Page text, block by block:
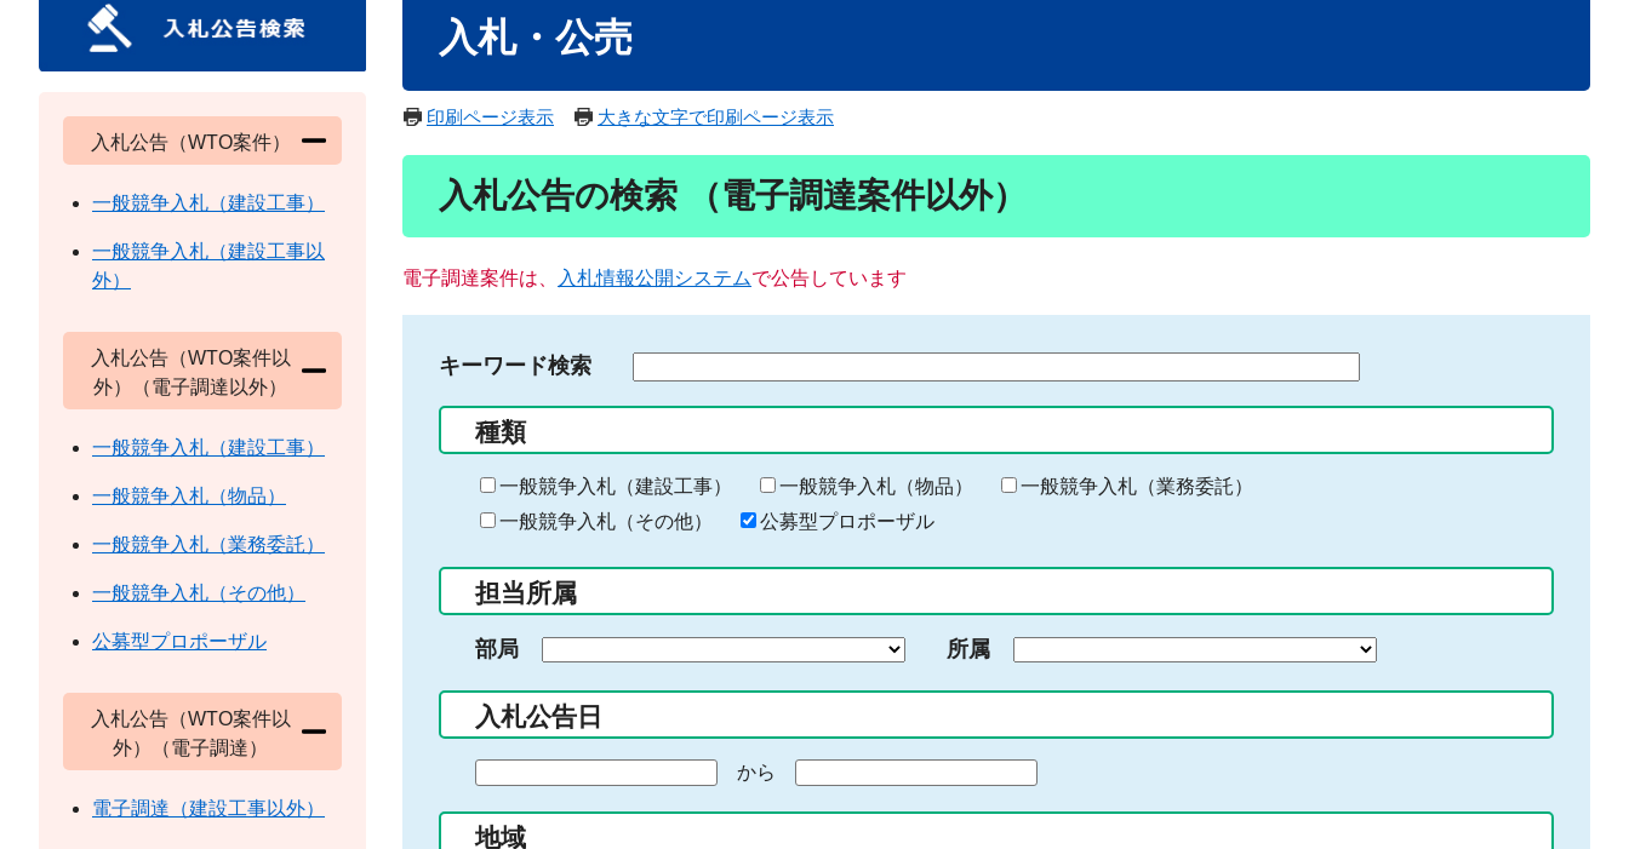
入札・公売
印刷ページ表示 大きな文字で印刷ページ表示
入札公告の検索 （電子調達案件以外）
電子調達案件は、 入札情報公開システムで公告しています
キーワード検索
る
キ
ー
ー
入
力
種類
一般競争入札（建設工事） 一般競争入札（物品）
一般競争入札（業務委託）
一般競争入札（その他）
公募型プロポーザル
担当所属
部局 所属
入札公告日
の
から
地域
入札公告（WTO案件）
一般競争入札（建設工事）
一般競争入札（建設工事以
外）
入札公告（WTO案件以
外）（電子調達以外）
一般競争入札（建設工事）
一般競争入札（物品）
一般競争入札（業務委託）
一般競争入札（その他）
公募型プロポーザル
入札公告（WTO案件以
外）（電子調達）
電子調達（建設工事以外）